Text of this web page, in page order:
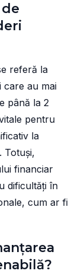
referă la
care au mai
până la 2
pentru
la
Totuși,
financiar
dificultăți în
cum ar fi